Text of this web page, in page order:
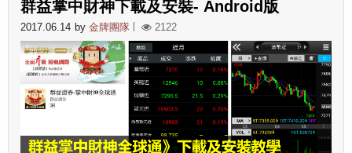
群益掌中財神下載及安裝- Android版
2017.06.14 by 金牌團隊 2122